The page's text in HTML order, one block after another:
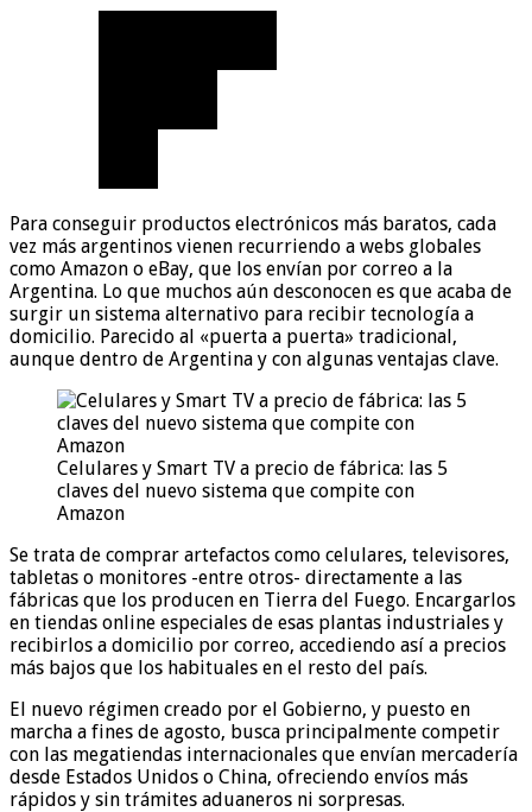
Para conseguir productos electrónicos más baratos, cada
vez más argentinos vienen recurriendo a webs globales
como Amazon o eBay, que los envían por correo a la
Argentina. Lo que muchos aún desconocen es que acaba de
surgir un sistema alternativo para recibir tecnología a
domicilio. Parecido al «puerta a puerta» tradicional,
aunque dentro de Argentina y con algunas ventajas clave.
Celulares y Smart TV a precio de fábrica: las 5
claves del nuevo sistema que compite con
Amazon
Se trata de comprar artefactos como celulares, televisores,
tabletas o monitores -entre otros- directamente a las
fábricas que los producen en Tierra del Fuego. Encargarlos
en tiendas online especiales de esas plantas industriales y
recibirlos a domicilio por correo, accediendo así a precios
más bajos que los habituales en el resto del país.
El nuevo régimen creado por el Gobierno, y puesto en
marcha a fines de agosto, busca principalmente competir
con las megatiendas internacionales que envían mercadería
desde Estados Unidos o China, ofreciendo envíos más
rápidos y sin trámites aduaneros ni sorpresas.